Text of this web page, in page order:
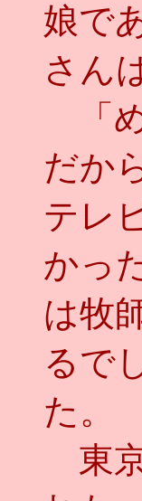
娘で
さん
「
だか
テレ
かっ
は牧
るで
た。
東